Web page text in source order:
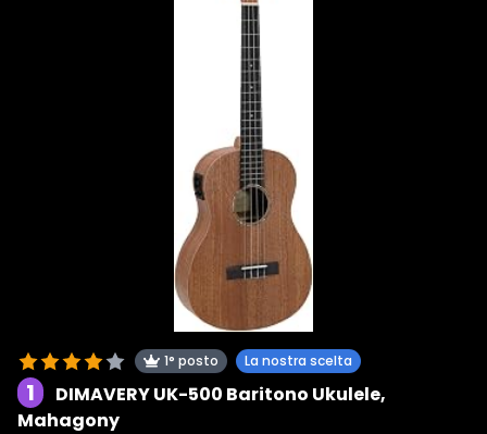
1° posto La nostra scelta
1
DIMAVERY UK-500 Baritono Ukulele,
Mahagony